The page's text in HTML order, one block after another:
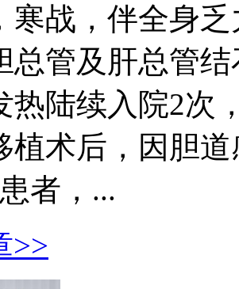
寒战，伴全身
总管及肝总管
热陆续入院2次
植术后，因胆
患者，...
>>